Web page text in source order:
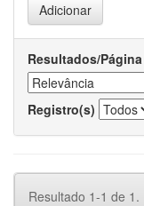
Resultados/Página
Registro(s)
Resultado 1-1 de 1.